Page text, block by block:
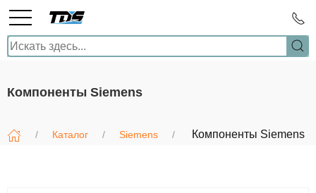
Компоненты Siemens
Каталог Siemens Компоненты Siemens